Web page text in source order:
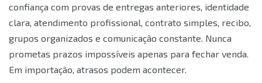
confiança com provas de entregas anteriores, identidade
clara, atendimento profissional, contrato simples, recibo,
grupos organizados e comunicação constante. Nunca
prometas prazos impossíveis apenas para fechar venda.
Em importação, atrasos podem acontecer.